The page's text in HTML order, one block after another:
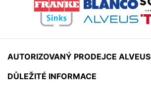
AUTORIZOVANÝ PRODEJCE ALVEUS
DŮLEŽITÉ INFORMACE